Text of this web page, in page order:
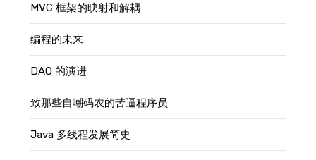
MVC 框架的映射和解耦
编程的未来
DAO 的演进
致那些自嘲码农的苦逼程序员
Java 多线程发展简史